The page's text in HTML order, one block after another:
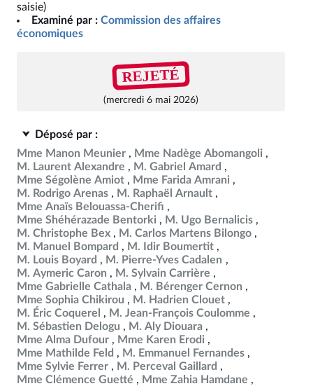
saisie)
Examiné par : Commission des affaires
économiques
REJETÉ
(mercredi 6 mai 2026)
Déposé par :
Mme Manon Meunier
Mme Nadège Abomangoli
M. Laurent Alexandre
M. Gabriel Amard
Mme Ségolène Amiot
Mme Farida Amrani
M. Rodrigo Arenas
M. Raphaël Arnault
Mme Anaïs Belouassa-Cherifi
Mme Shéhérazade Bentorki
M. Ugo Bernalicis
M. Christophe Bex
M. Carlos Martens Bilongo
M. Manuel Bompard
M. Idir Boumertit
M. Louis Boyard
M. Pierre-Yves Cadalen
M. Aymeric Caron
M. Sylvain Carrière
Mme Gabrielle Cathala
M. Bérenger Cernon
Mme Sophia Chikirou
M. Hadrien Clouet
M. Éric Coquerel
M. Jean-François Coulomme
M. Sébastien Delogu
M. Aly Diouara
Mme Alma Dufour
Mme Karen Erodi
Mme Mathilde Feld
M. Emmanuel Fernandes
Mme Sylvie Ferrer
M. Perceval Gaillard
Mme Clémence Guetté
Mme Zahia Hamdane